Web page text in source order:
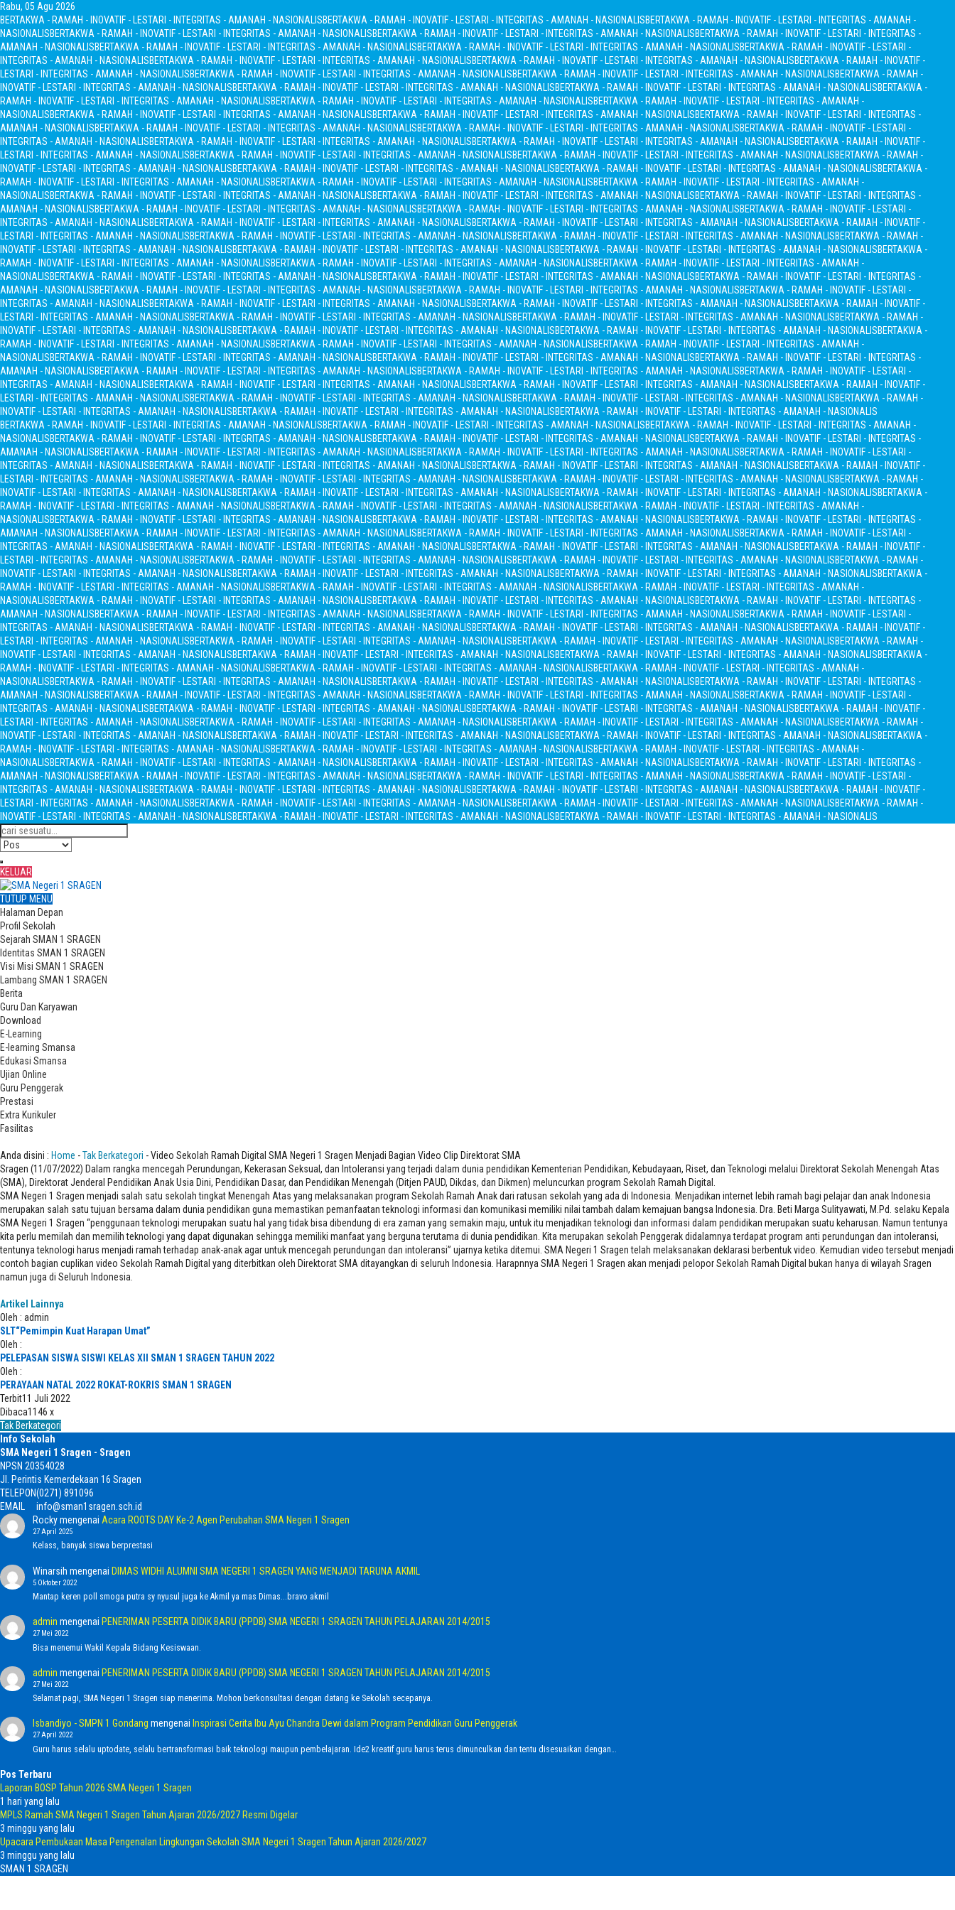
Rabu, 05 Agu 2026
BERTAKWA - RAMAH - INOVATIF - LESTARI - INTEGRITAS - AMANAH - NASIONALISBERTAKWA - RAMAH - INOVATIF - LESTARI - INTEGRITAS - AMANAH - NASIONALISBERTAKWA - RAMAH - INOVATIF - LESTARI - INTEGRITAS - AMANAH -
NASIONALISBERTAKWA - RAMAH - INOVATIF - LESTARI - INTEGRITAS - AMANAH - NASIONALISBERTAKWA - RAMAH - INOVATIF - LESTARI - INTEGRITAS - AMANAH - NASIONALISBERTAKWA - RAMAH - INOVATIF - LESTARI - INTEGRITAS -
AMANAH - NASIONALISBERTAKWA - RAMAH - INOVATIF - LESTARI - INTEGRITAS - AMANAH - NASIONALISBERTAKWA - RAMAH - INOVATIF - LESTARI - INTEGRITAS - AMANAH - NASIONALISBERTAKWA - RAMAH - INOVATIF - LESTARI -
INTEGRITAS - AMANAH - NASIONALISBERTAKWA - RAMAH - INOVATIF - LESTARI - INTEGRITAS - AMANAH - NASIONALISBERTAKWA - RAMAH - INOVATIF - LESTARI - INTEGRITAS - AMANAH - NASIONALISBERTAKWA - RAMAH - INOVATIF -
LESTARI - INTEGRITAS - AMANAH - NASIONALISBERTAKWA - RAMAH - INOVATIF - LESTARI - INTEGRITAS - AMANAH - NASIONALISBERTAKWA - RAMAH - INOVATIF - LESTARI - INTEGRITAS - AMANAH - NASIONALISBERTAKWA - RAMAH -
INOVATIF - LESTARI - INTEGRITAS - AMANAH - NASIONALISBERTAKWA - RAMAH - INOVATIF - LESTARI - INTEGRITAS - AMANAH - NASIONALISBERTAKWA - RAMAH - INOVATIF - LESTARI - INTEGRITAS - AMANAH - NASIONALISBERTAKWA -
RAMAH - INOVATIF - LESTARI - INTEGRITAS - AMANAH - NASIONALISBERTAKWA - RAMAH - INOVATIF - LESTARI - INTEGRITAS - AMANAH - NASIONALISBERTAKWA - RAMAH - INOVATIF - LESTARI - INTEGRITAS - AMANAH -
NASIONALISBERTAKWA - RAMAH - INOVATIF - LESTARI - INTEGRITAS - AMANAH - NASIONALISBERTAKWA - RAMAH - INOVATIF - LESTARI - INTEGRITAS - AMANAH - NASIONALISBERTAKWA - RAMAH - INOVATIF - LESTARI - INTEGRITAS -
AMANAH - NASIONALISBERTAKWA - RAMAH - INOVATIF - LESTARI - INTEGRITAS - AMANAH - NASIONALISBERTAKWA - RAMAH - INOVATIF - LESTARI - INTEGRITAS - AMANAH - NASIONALISBERTAKWA - RAMAH - INOVATIF - LESTARI -
INTEGRITAS - AMANAH - NASIONALISBERTAKWA - RAMAH - INOVATIF - LESTARI - INTEGRITAS - AMANAH - NASIONALISBERTAKWA - RAMAH - INOVATIF - LESTARI - INTEGRITAS - AMANAH - NASIONALISBERTAKWA - RAMAH - INOVATIF -
LESTARI - INTEGRITAS - AMANAH - NASIONALISBERTAKWA - RAMAH - INOVATIF - LESTARI - INTEGRITAS - AMANAH - NASIONALISBERTAKWA - RAMAH - INOVATIF - LESTARI - INTEGRITAS - AMANAH - NASIONALISBERTAKWA - RAMAH -
INOVATIF - LESTARI - INTEGRITAS - AMANAH - NASIONALISBERTAKWA - RAMAH - INOVATIF - LESTARI - INTEGRITAS - AMANAH - NASIONALISBERTAKWA - RAMAH - INOVATIF - LESTARI - INTEGRITAS - AMANAH - NASIONALISBERTAKWA -
RAMAH - INOVATIF - LESTARI - INTEGRITAS - AMANAH - NASIONALISBERTAKWA - RAMAH - INOVATIF - LESTARI - INTEGRITAS - AMANAH - NASIONALISBERTAKWA - RAMAH - INOVATIF - LESTARI - INTEGRITAS - AMANAH -
NASIONALISBERTAKWA - RAMAH - INOVATIF - LESTARI - INTEGRITAS - AMANAH - NASIONALISBERTAKWA - RAMAH - INOVATIF - LESTARI - INTEGRITAS - AMANAH - NASIONALISBERTAKWA - RAMAH - INOVATIF - LESTARI - INTEGRITAS -
AMANAH - NASIONALISBERTAKWA - RAMAH - INOVATIF - LESTARI - INTEGRITAS - AMANAH - NASIONALISBERTAKWA - RAMAH - INOVATIF - LESTARI - INTEGRITAS - AMANAH - NASIONALISBERTAKWA - RAMAH - INOVATIF - LESTARI -
INTEGRITAS - AMANAH - NASIONALISBERTAKWA - RAMAH - INOVATIF - LESTARI - INTEGRITAS - AMANAH - NASIONALISBERTAKWA - RAMAH - INOVATIF - LESTARI - INTEGRITAS - AMANAH - NASIONALISBERTAKWA - RAMAH - INOVATIF -
LESTARI - INTEGRITAS - AMANAH - NASIONALISBERTAKWA - RAMAH - INOVATIF - LESTARI - INTEGRITAS - AMANAH - NASIONALISBERTAKWA - RAMAH - INOVATIF - LESTARI - INTEGRITAS - AMANAH - NASIONALISBERTAKWA - RAMAH -
INOVATIF - LESTARI - INTEGRITAS - AMANAH - NASIONALISBERTAKWA - RAMAH - INOVATIF - LESTARI - INTEGRITAS - AMANAH - NASIONALISBERTAKWA - RAMAH - INOVATIF - LESTARI - INTEGRITAS - AMANAH - NASIONALISBERTAKWA -
RAMAH - INOVATIF - LESTARI - INTEGRITAS - AMANAH - NASIONALISBERTAKWA - RAMAH - INOVATIF - LESTARI - INTEGRITAS - AMANAH - NASIONALISBERTAKWA - RAMAH - INOVATIF - LESTARI - INTEGRITAS - AMANAH -
NASIONALISBERTAKWA - RAMAH - INOVATIF - LESTARI - INTEGRITAS - AMANAH - NASIONALISBERTAKWA - RAMAH - INOVATIF - LESTARI - INTEGRITAS - AMANAH - NASIONALISBERTAKWA - RAMAH - INOVATIF - LESTARI - INTEGRITAS -
AMANAH - NASIONALISBERTAKWA - RAMAH - INOVATIF - LESTARI - INTEGRITAS - AMANAH - NASIONALISBERTAKWA - RAMAH - INOVATIF - LESTARI - INTEGRITAS - AMANAH - NASIONALISBERTAKWA - RAMAH - INOVATIF - LESTARI -
INTEGRITAS - AMANAH - NASIONALISBERTAKWA - RAMAH - INOVATIF - LESTARI - INTEGRITAS - AMANAH - NASIONALISBERTAKWA - RAMAH - INOVATIF - LESTARI - INTEGRITAS - AMANAH - NASIONALISBERTAKWA - RAMAH - INOVATIF -
LESTARI - INTEGRITAS - AMANAH - NASIONALISBERTAKWA - RAMAH - INOVATIF - LESTARI - INTEGRITAS - AMANAH - NASIONALISBERTAKWA - RAMAH - INOVATIF - LESTARI - INTEGRITAS - AMANAH - NASIONALISBERTAKWA - RAMAH -
INOVATIF - LESTARI - INTEGRITAS - AMANAH - NASIONALISBERTAKWA - RAMAH - INOVATIF - LESTARI - INTEGRITAS - AMANAH - NASIONALISBERTAKWA - RAMAH - INOVATIF - LESTARI - INTEGRITAS - AMANAH - NASIONALISBERTAKWA -
RAMAH - INOVATIF - LESTARI - INTEGRITAS - AMANAH - NASIONALISBERTAKWA - RAMAH - INOVATIF - LESTARI - INTEGRITAS - AMANAH - NASIONALISBERTAKWA - RAMAH - INOVATIF - LESTARI - INTEGRITAS - AMANAH -
NASIONALISBERTAKWA - RAMAH - INOVATIF - LESTARI - INTEGRITAS - AMANAH - NASIONALISBERTAKWA - RAMAH - INOVATIF - LESTARI - INTEGRITAS - AMANAH - NASIONALISBERTAKWA - RAMAH - INOVATIF - LESTARI - INTEGRITAS -
AMANAH - NASIONALISBERTAKWA - RAMAH - INOVATIF - LESTARI - INTEGRITAS - AMANAH - NASIONALISBERTAKWA - RAMAH - INOVATIF - LESTARI - INTEGRITAS - AMANAH - NASIONALISBERTAKWA - RAMAH - INOVATIF - LESTARI -
INTEGRITAS - AMANAH - NASIONALISBERTAKWA - RAMAH - INOVATIF - LESTARI - INTEGRITAS - AMANAH - NASIONALISBERTAKWA - RAMAH - INOVATIF - LESTARI - INTEGRITAS - AMANAH - NASIONALISBERTAKWA - RAMAH - INOVATIF -
LESTARI - INTEGRITAS - AMANAH - NASIONALISBERTAKWA - RAMAH - INOVATIF - LESTARI - INTEGRITAS - AMANAH - NASIONALISBERTAKWA - RAMAH - INOVATIF - LESTARI - INTEGRITAS - AMANAH - NASIONALISBERTAKWA - RAMAH -
INOVATIF - LESTARI - INTEGRITAS - AMANAH - NASIONALISBERTAKWA - RAMAH - INOVATIF - LESTARI - INTEGRITAS - AMANAH - NASIONALISBERTAKWA - RAMAH - INOVATIF - LESTARI - INTEGRITAS - AMANAH - NASIONALIS
BERTAKWA - RAMAH - INOVATIF - LESTARI - INTEGRITAS - AMANAH - NASIONALISBERTAKWA - RAMAH - INOVATIF - LESTARI - INTEGRITAS - AMANAH - NASIONALISBERTAKWA - RAMAH - INOVATIF - LESTARI - INTEGRITAS - AMANAH -
NASIONALISBERTAKWA - RAMAH - INOVATIF - LESTARI - INTEGRITAS - AMANAH - NASIONALISBERTAKWA - RAMAH - INOVATIF - LESTARI - INTEGRITAS - AMANAH - NASIONALISBERTAKWA - RAMAH - INOVATIF - LESTARI - INTEGRITAS -
AMANAH - NASIONALISBERTAKWA - RAMAH - INOVATIF - LESTARI - INTEGRITAS - AMANAH - NASIONALISBERTAKWA - RAMAH - INOVATIF - LESTARI - INTEGRITAS - AMANAH - NASIONALISBERTAKWA - RAMAH - INOVATIF - LESTARI -
INTEGRITAS - AMANAH - NASIONALISBERTAKWA - RAMAH - INOVATIF - LESTARI - INTEGRITAS - AMANAH - NASIONALISBERTAKWA - RAMAH - INOVATIF - LESTARI - INTEGRITAS - AMANAH - NASIONALISBERTAKWA - RAMAH - INOVATIF -
LESTARI - INTEGRITAS - AMANAH - NASIONALISBERTAKWA - RAMAH - INOVATIF - LESTARI - INTEGRITAS - AMANAH - NASIONALISBERTAKWA - RAMAH - INOVATIF - LESTARI - INTEGRITAS - AMANAH - NASIONALISBERTAKWA - RAMAH -
INOVATIF - LESTARI - INTEGRITAS - AMANAH - NASIONALISBERTAKWA - RAMAH - INOVATIF - LESTARI - INTEGRITAS - AMANAH - NASIONALISBERTAKWA - RAMAH - INOVATIF - LESTARI - INTEGRITAS - AMANAH - NASIONALISBERTAKWA -
RAMAH - INOVATIF - LESTARI - INTEGRITAS - AMANAH - NASIONALISBERTAKWA - RAMAH - INOVATIF - LESTARI - INTEGRITAS - AMANAH - NASIONALISBERTAKWA - RAMAH - INOVATIF - LESTARI - INTEGRITAS - AMANAH -
NASIONALISBERTAKWA - RAMAH - INOVATIF - LESTARI - INTEGRITAS - AMANAH - NASIONALISBERTAKWA - RAMAH - INOVATIF - LESTARI - INTEGRITAS - AMANAH - NASIONALISBERTAKWA - RAMAH - INOVATIF - LESTARI - INTEGRITAS -
AMANAH - NASIONALISBERTAKWA - RAMAH - INOVATIF - LESTARI - INTEGRITAS - AMANAH - NASIONALISBERTAKWA - RAMAH - INOVATIF - LESTARI - INTEGRITAS - AMANAH - NASIONALISBERTAKWA - RAMAH - INOVATIF - LESTARI -
INTEGRITAS - AMANAH - NASIONALISBERTAKWA - RAMAH - INOVATIF - LESTARI - INTEGRITAS - AMANAH - NASIONALISBERTAKWA - RAMAH - INOVATIF - LESTARI - INTEGRITAS - AMANAH - NASIONALISBERTAKWA - RAMAH - INOVATIF -
LESTARI - INTEGRITAS - AMANAH - NASIONALISBERTAKWA - RAMAH - INOVATIF - LESTARI - INTEGRITAS - AMANAH - NASIONALISBERTAKWA - RAMAH - INOVATIF - LESTARI - INTEGRITAS - AMANAH - NASIONALISBERTAKWA - RAMAH -
INOVATIF - LESTARI - INTEGRITAS - AMANAH - NASIONALISBERTAKWA - RAMAH - INOVATIF - LESTARI - INTEGRITAS - AMANAH - NASIONALISBERTAKWA - RAMAH - INOVATIF - LESTARI - INTEGRITAS - AMANAH - NASIONALISBERTAKWA -
RAMAH - INOVATIF - LESTARI - INTEGRITAS - AMANAH - NASIONALISBERTAKWA - RAMAH - INOVATIF - LESTARI - INTEGRITAS - AMANAH - NASIONALISBERTAKWA - RAMAH - INOVATIF - LESTARI - INTEGRITAS - AMANAH -
NASIONALISBERTAKWA - RAMAH - INOVATIF - LESTARI - INTEGRITAS - AMANAH - NASIONALISBERTAKWA - RAMAH - INOVATIF - LESTARI - INTEGRITAS - AMANAH - NASIONALISBERTAKWA - RAMAH - INOVATIF - LESTARI - INTEGRITAS -
AMANAH - NASIONALISBERTAKWA - RAMAH - INOVATIF - LESTARI - INTEGRITAS - AMANAH - NASIONALISBERTAKWA - RAMAH - INOVATIF - LESTARI - INTEGRITAS - AMANAH - NASIONALISBERTAKWA - RAMAH - INOVATIF - LESTARI -
INTEGRITAS - AMANAH - NASIONALISBERTAKWA - RAMAH - INOVATIF - LESTARI - INTEGRITAS - AMANAH - NASIONALISBERTAKWA - RAMAH - INOVATIF - LESTARI - INTEGRITAS - AMANAH - NASIONALISBERTAKWA - RAMAH - INOVATIF -
LESTARI - INTEGRITAS - AMANAH - NASIONALISBERTAKWA - RAMAH - INOVATIF - LESTARI - INTEGRITAS - AMANAH - NASIONALISBERTAKWA - RAMAH - INOVATIF - LESTARI - INTEGRITAS - AMANAH - NASIONALISBERTAKWA - RAMAH -
INOVATIF - LESTARI - INTEGRITAS - AMANAH - NASIONALISBERTAKWA - RAMAH - INOVATIF - LESTARI - INTEGRITAS - AMANAH - NASIONALISBERTAKWA - RAMAH - INOVATIF - LESTARI - INTEGRITAS - AMANAH - NASIONALISBERTAKWA -
RAMAH - INOVATIF - LESTARI - INTEGRITAS - AMANAH - NASIONALISBERTAKWA - RAMAH - INOVATIF - LESTARI - INTEGRITAS - AMANAH - NASIONALISBERTAKWA - RAMAH - INOVATIF - LESTARI - INTEGRITAS - AMANAH -
NASIONALISBERTAKWA - RAMAH - INOVATIF - LESTARI - INTEGRITAS - AMANAH - NASIONALISBERTAKWA - RAMAH - INOVATIF - LESTARI - INTEGRITAS - AMANAH - NASIONALISBERTAKWA - RAMAH - INOVATIF - LESTARI - INTEGRITAS -
AMANAH - NASIONALISBERTAKWA - RAMAH - INOVATIF - LESTARI - INTEGRITAS - AMANAH - NASIONALISBERTAKWA - RAMAH - INOVATIF - LESTARI - INTEGRITAS - AMANAH - NASIONALISBERTAKWA - RAMAH - INOVATIF - LESTARI -
INTEGRITAS - AMANAH - NASIONALISBERTAKWA - RAMAH - INOVATIF - LESTARI - INTEGRITAS - AMANAH - NASIONALISBERTAKWA - RAMAH - INOVATIF - LESTARI - INTEGRITAS - AMANAH - NASIONALISBERTAKWA - RAMAH - INOVATIF -
LESTARI - INTEGRITAS - AMANAH - NASIONALISBERTAKWA - RAMAH - INOVATIF - LESTARI - INTEGRITAS - AMANAH - NASIONALISBERTAKWA - RAMAH - INOVATIF - LESTARI - INTEGRITAS - AMANAH - NASIONALISBERTAKWA - RAMAH -
INOVATIF - LESTARI - INTEGRITAS - AMANAH - NASIONALISBERTAKWA - RAMAH - INOVATIF - LESTARI - INTEGRITAS - AMANAH - NASIONALISBERTAKWA - RAMAH - INOVATIF - LESTARI - INTEGRITAS - AMANAH - NASIONALISBERTAKWA -
RAMAH - INOVATIF - LESTARI - INTEGRITAS - AMANAH - NASIONALISBERTAKWA - RAMAH - INOVATIF - LESTARI - INTEGRITAS - AMANAH - NASIONALISBERTAKWA - RAMAH - INOVATIF - LESTARI - INTEGRITAS - AMANAH -
NASIONALISBERTAKWA - RAMAH - INOVATIF - LESTARI - INTEGRITAS - AMANAH - NASIONALISBERTAKWA - RAMAH - INOVATIF - LESTARI - INTEGRITAS - AMANAH - NASIONALISBERTAKWA - RAMAH - INOVATIF - LESTARI - INTEGRITAS -
AMANAH - NASIONALISBERTAKWA - RAMAH - INOVATIF - LESTARI - INTEGRITAS - AMANAH - NASIONALISBERTAKWA - RAMAH - INOVATIF - LESTARI - INTEGRITAS - AMANAH - NASIONALISBERTAKWA - RAMAH - INOVATIF - LESTARI -
INTEGRITAS - AMANAH - NASIONALISBERTAKWA - RAMAH - INOVATIF - LESTARI - INTEGRITAS - AMANAH - NASIONALISBERTAKWA - RAMAH - INOVATIF - LESTARI - INTEGRITAS - AMANAH - NASIONALISBERTAKWA - RAMAH - INOVATIF -
LESTARI - INTEGRITAS - AMANAH - NASIONALISBERTAKWA - RAMAH - INOVATIF - LESTARI - INTEGRITAS - AMANAH - NASIONALISBERTAKWA - RAMAH - INOVATIF - LESTARI - INTEGRITAS - AMANAH - NASIONALISBERTAKWA - RAMAH -
INOVATIF - LESTARI - INTEGRITAS - AMANAH - NASIONALISBERTAKWA - RAMAH - INOVATIF - LESTARI - INTEGRITAS - AMANAH - NASIONALISBERTAKWA - RAMAH - INOVATIF - LESTARI - INTEGRITAS - AMANAH - NASIONALIS
KELUAR
TUTUP MENU
Halaman Depan
Profil Sekolah
Sejarah SMAN 1 SRAGEN
Identitas SMAN 1 SRAGEN
Visi Misi SMAN 1 SRAGEN
Lambang SMAN 1 SRAGEN
Berita
Guru Dan Karyawan
Download
E-Learning
E-learning Smansa
Edukasi Smansa
Ujian Online
Guru Penggerak
Prestasi
Extra Kurikuler
Fasilitas
Anda disini : Home -Tak Berkategori - Video Sekolah Ramah Digital SMA Negeri 1 Sragen Menjadi Bagian Video Clip Direktorat SMA
Sragen (11/07/2022) Dalam rangka mencegah Perundungan, Kekerasan Seksual, dan Intoleransi yang terjadi dalam dunia pendidikan Kementerian Pendidikan, Kebudayaan, Riset, dan Teknologi melalui Direktorat Sekolah Menengah Atas
(SMA), Direktorat Jenderal Pendidikan Anak Usia Dini, Pendidikan Dasar, dan Pendidikan Menengah (Ditjen PAUD, Dikdas, dan Dikmen) meluncurkan program Sekolah Ramah Digital.
SMA Negeri 1 Sragen menjadi salah satu sekolah tingkat Menengah Atas yang melaksanakan program Sekolah Ramah Anak dari ratusan sekolah yang ada di Indonesia. Menjadikan internet lebih ramah bagi pelajar dan anak Indonesia
merupakan salah satu tujuan bersama dalam dunia pendidikan guna memastikan pemanfaatan teknologi informasi dan komunikasi memiliki nilai tambah dalam kemajuan bangsa Indonesia. Dra. Beti Marga Sulityawati, M.Pd. selaku Kepala
SMA Negeri 1 Sragen “penggunaan teknologi merupakan suatu hal yang tidak bisa dibendung di era zaman yang semakin maju, untuk itu menjadikan teknologi dan informasi dalam pendidikan merupakan suatu keharusan. Namun tentunya
kita perlu memilah dan memilih teknologi yang dapat digunakan sehingga memiliki manfaat yang berguna terutama di dunia pendidikan. Kita merupakan sekolah Penggerak didalamnya terdapat program anti perundungan dan intoleransi,
tentunya teknologi harus menjadi ramah terhadap anak-anak agar untuk mencegah perundungan dan intoleransi” ujarnya ketika ditemui. SMA Negeri 1 Sragen telah melaksanakan deklarasi berbentuk video. Kemudian video tersebut menjadi
contoh bagian cuplikan video Sekolah Ramah Digital yang diterbitkan oleh Direktorat SMA ditayangkan di seluruh Indonesia. Harapnnya SMA Negeri 1 Sragen akan menjadi pelopor Sekolah Ramah Digital bukan hanya di wilayah Sragen
namun juga di Seluruh Indonesia.
Artikel Lainnya
Oleh : admin
SLT“Pemimpin Kuat Harapan Umat”
Oleh :
PELEPASAN SISWA SISWI KELAS XII SMAN 1 SRAGEN TAHUN 2022
Oleh :
PERAYAAN NATAL 2022 ROKAT-ROKRIS SMAN 1 SRAGEN
Terbit11 Juli 2022
Dibaca1146 x
Tak Berkategori
Info Sekolah
SMA Negeri 1 Sragen - Sragen
NPSN 20354028
Jl. Perintis Kemerdekaan 16 Sragen
TELEPON(0271) 891096
EMAIL
info@sman1sragen.sch.id
Rockymengenai Acara ROOTS DAY Ke-2 Agen Perubahan SMA Negeri 1 Sragen
27 April 2025
Kelass, banyak siswa berprestasi
Winarsih mengenai DIMAS WIDHI ALUMNI SMA NEGERI 1 SRAGEN YANG MENJADI TARUNA AKMIL
5 Oktober 2022
Mantap keren poll smoga putra sy nyusul juga ke Akmil ya mas Dimas...bravo akmil
admin mengenai PENERIMAN PESERTA DIDIK BARU (PPDB) SMA NEGERI 1 SRAGEN TAHUN PELAJARAN 2014/2015
27 Mei 2022
Bisa menemui Wakil Kepala Bidang Kesiswaan.
admin mengenai PENERIMAN PESERTA DIDIK BARU (PPDB) SMA NEGERI 1 SRAGEN TAHUN PELAJARAN 2014/2015
27 Mei 2022
Selamat pagi, SMA Negeri 1 Sragen siap menerima. Mohon berkonsultasi dengan datang ke Sekolah secepanya.
Isbandiyo - SMPN 1 Gondang mengenai Inspirasi Cerita Ibu Ayu Chandra Dewi dalam Program Pendidikan Guru Penggerak
27 April 2022
Guru harus selalu uptodate, selalu bertransformasi baik teknologi maupun pembelajaran. Ide2 kreatif guru harus terus dimunculkan dan tentu disesuaikan dengan…
Pos Terbaru
Laporan BOSP Tahun 2026 SMA Negeri 1 Sragen
1 hari yang lalu
MPLS Ramah SMA Negeri 1 Sragen Tahun Ajaran 2026/2027 Resmi Digelar
3 minggu yang lalu
Upacara Pembukaan Masa Pengenalan Lingkungan Sekolah SMA Negeri 1 Sragen Tahun Ajaran 2026/2027
3 minggu yang lalu
SMAN 1 SRAGEN